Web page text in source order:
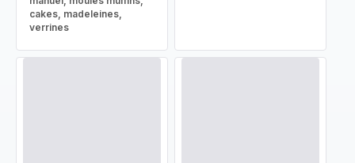
cakes, madeleines,
verrines